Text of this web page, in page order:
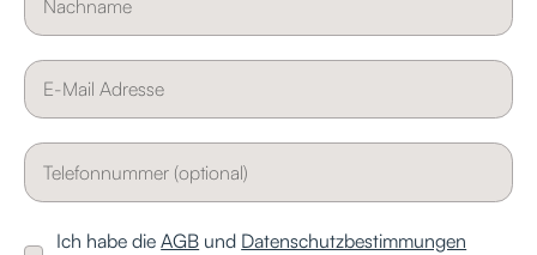
Ich habe dieAGB und Datenschutzbestimmungen